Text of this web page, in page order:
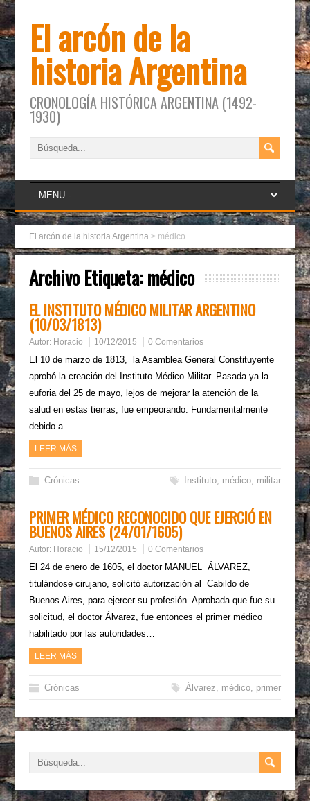
El arcón de la
historia Argentina
CRONOLOGÍA HISTÓRICA ARGENTINA (1492-
1930)
El arcón de la historia Argentina > médico
Archivo Etiqueta:médico
EL INSTITUTO MÉDICO MILITAR ARGENTINO
(10/03/1813)
Autor: Horacio 10/12/2015 0 Comentarios
El 10 de marzo de 1813, la Asamblea General Constituyente
aprobó la creación del Instituto Médico Militar. Pasada ya la
euforia del 25 de mayo, lejos de mejorar la atención de la
salud en estas tierras, fue empeorando. Fundamentalmente
debido a…
LEER MÁS
Crónicas Instituto, médico, militar
PRIMER MÉDICO RECONOCIDO QUE EJERCIÓ EN
BUENOS AIRES (24/01/1605)
Autor: Horacio 15/12/2015 0 Comentarios
El 24 de enero de 1605, el doctor MANUEL ÁLVAREZ,
titulándose cirujano, solicitó autorización al Cabildo de
Buenos Aires, para ejercer su profesión. Aprobada que fue su
solicitud, el doctor Álvarez, fue entonces el primer médico
habilitado por las autoridades…
LEER MÁS
Crónicas Álvarez, médico, primer